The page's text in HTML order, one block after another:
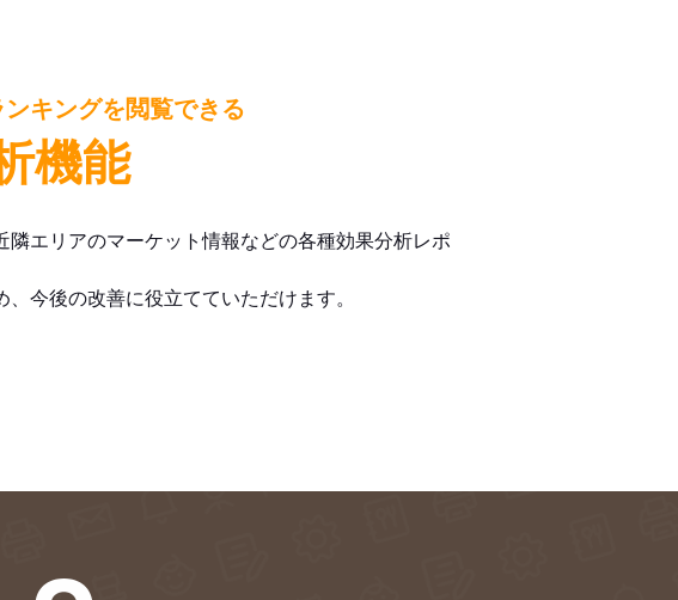
キングを閲覧できる
機能
エリアのマーケット情報などの各種効果分析レポ
今後の改善に役立てていただけます。